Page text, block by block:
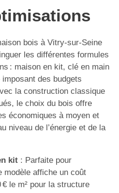
bois à Vitry-sur-Seine
les différentes formules
: maison en kit, clé en main
des budgets
la construction classique
le choix du bois offre
économiques à moyen et
niveau de l’énergie et de la
kit: Parfaite pour
modèle affiche un coût
€ le m² pour la structure